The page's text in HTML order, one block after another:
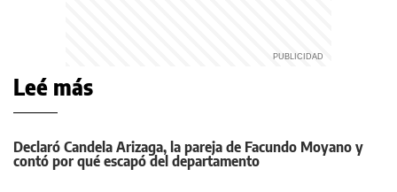
Leé más
Declaró Candela Arizaga, la pareja de Facundo Moyano y
contó por qué escapó del departamento